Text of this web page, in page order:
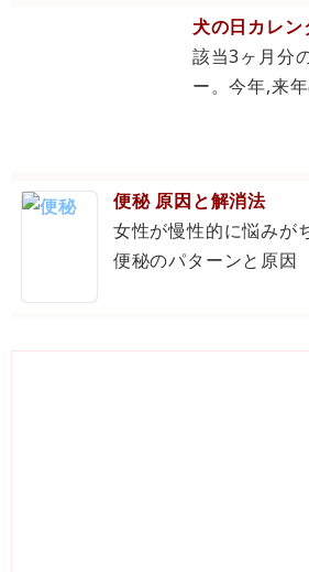
犬の日カレン
該当3ヶ月分
ー。今年,来
便秘 原因と解消法
女性が慢性的に悩みが
便秘のパターンと原因